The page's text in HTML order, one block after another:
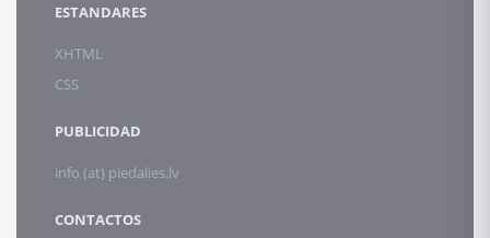
ESTANDARES
XHTML
CSS
PUBLICIDAD
info (at) piedalies.lv
CONTACTOS